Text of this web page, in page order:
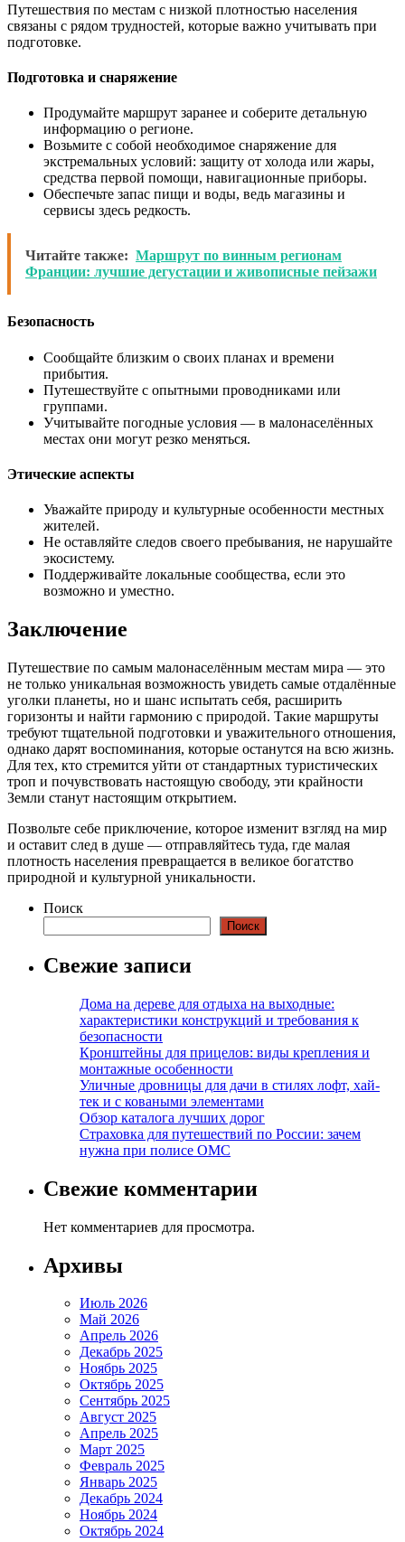
Путешествия по местам с низкой плотностью населения
связаны с рядом трудностей, которые важно учитывать при
подготовке.
Подготовка и снаряжение
Продумайте маршрут заранее и соберите детальную
информацию о регионе.
Возьмите с собой необходимое снаряжение для
экстремальных условий: защиту от холода или жары,
средства первой помощи, навигационные приборы.
Обеспечьте запас пищи и воды, ведь магазины и
сервисы здесь редкость.
Читайте также: Маршрут по винным регионам
Франции: лучшие дегустации и живописные пейзажи
Безопасность
Сообщайте близким о своих планах и времени
прибытия.
Путешествуйте с опытными проводниками или
группами.
Учитывайте погодные условия — в малонаселённых
местах они могут резко меняться.
Этические аспекты
Уважайте природу и культурные особенности местных
жителей.
Не оставляйте следов своего пребывания, не нарушайте
экосистему.
Поддерживайте локальные сообщества, если это
возможно и уместно.
Заключение
Путешествие по самым малонаселённым местам мира — это
не только уникальная возможность увидеть самые отдалённые
уголки планеты, но и шанс испытать себя, расширить
горизонты и найти гармонию с природой. Такие маршруты
требуют тщательной подготовки и уважительного отношения,
однако дарят воспоминания, которые останутся на всю жизнь.
Для тех, кто стремится уйти от стандартных туристических
троп и почувствовать настоящую свободу, эти крайности
Земли станут настоящим открытием.
Позвольте себе приключение, которое изменит взгляд на мир
и оставит след в душе — отправляйтесь туда, где малая
плотность населения превращается в великое богатство
природной и культурной уникальности.
Поиск
Поиск
Свежие записи
Дома на дереве для отдыха на выходные:
характеристики конструкций и требования к
безопасности
Кронштейны для прицелов: виды крепления и
монтажные особенности
Уличные дровницы для дачи в стилях лофт, хай-
тек и с коваными элементами
Обзор каталога лучших дорог
Страховка для путешествий по России: зачем
нужна при полисе ОМС
Свежие комментарии
Нет комментариев для просмотра.
Архивы
Июль 2026
Май 2026
Апрель 2026
Декабрь 2025
Ноябрь 2025
Октябрь 2025
Сентябрь 2025
Август 2025
Апрель 2025
Март 2025
Февраль 2025
Январь 2025
Декабрь 2024
Ноябрь 2024
Октябрь 2024